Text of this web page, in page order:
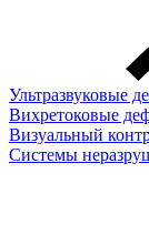
Ультразвуковые
Вихретоковые
Визуальный
Системы